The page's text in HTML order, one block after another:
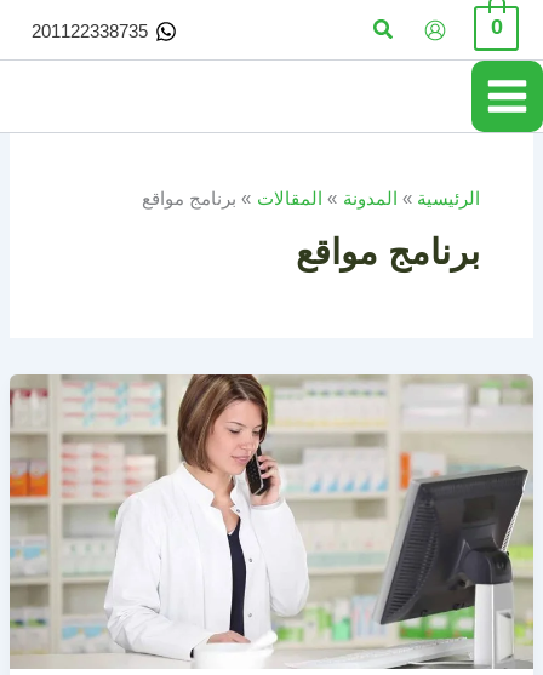
تخطي
المحتوى
0 البحث 201122338735
الرئيسية المدونة المقالات برنامج مواقع
برنامج مواقع